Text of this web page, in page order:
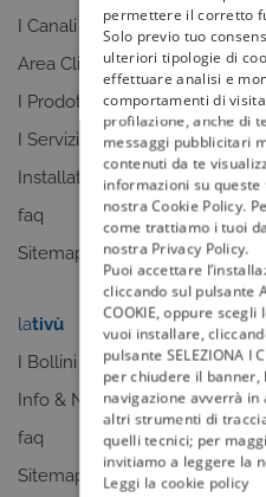
I Canali
Area Clienti
I Prodotti
I Servizi
Installatori
faq
Sitemap
lativù
I Bollini
Info & News
faq
Sitemap
permettere il corretto
Solo previo tuo
ulteriori tipologie di
effettuare analisi e
comportamenti di
profilazione, anche di
messaggi pubblicitari
contenuti da te
informazioni su
nostra Cookie Policy.
come trattiamo i tuoi
nostra Privacy Policy.
Puoi accettare
cliccando sul pulsante
COOKIE, oppure
vuoi installare,
pulsante SELEZIONA I
per chiudere il
navigazione avverrà in
altri strumenti di
quelli tecnici; per
invitiamo a leggere la
Leggi la cookie policy